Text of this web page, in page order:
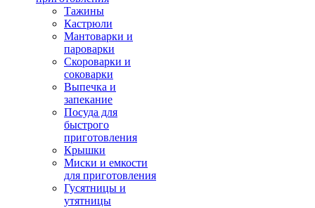
Тажины
Кастрюли
Мантоварки и
пароварки
Скороварки и
соковарки
Выпечка и
запекание
Посуда для
быстрого
приготовления
Крышки
Миски и емкости
для приготовления
Гусятницы и
утятницы